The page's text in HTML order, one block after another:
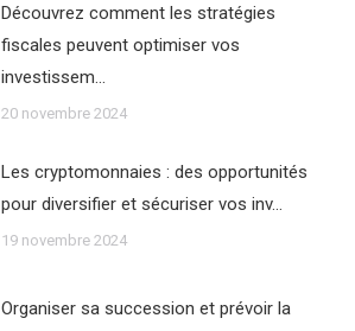
Découvrez comment les stratégies
fiscales peuvent optimiser vos
investissem…
20 novembre 2024
Les cryptomonnaies : des opportunités
pour diversifier et sécuriser vos inv…
19 novembre 2024
Organiser sa succession et prévoir la